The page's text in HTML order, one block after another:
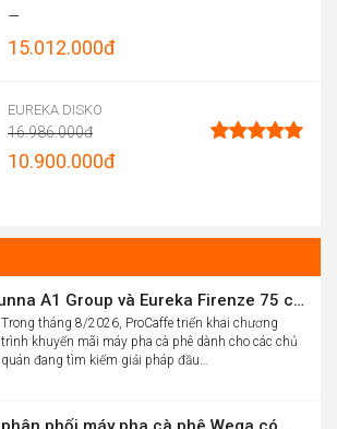
–
15.012.000đ
EUREKA DISKO
16.986.000đ
Original
10.900.000đ
Combo Wega Lunna A1 Group và Eureka Firenze 75 chỉ 61,9 triệu
Trong tháng 8/2026, ProCaffe triển khai chương
trình khuyến mãi máy pha cà phê dành cho các chủ
quán đang tìm kiếm giải pháp đầu…